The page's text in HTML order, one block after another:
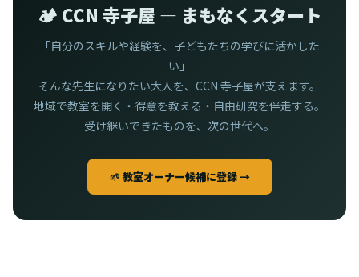
🏕️ CCN 寺子屋 — まもなくスタート
「自分のスキルや経験を、子どもたちの学びに活かした
い」
そんな先生になりたい大人を、CCN 寺子屋が支えます。
地域で教室を開く・得意を教える・自由研究を伴走する。
受け継いできたものを、次の世代へ。
🌱 教室オーナー候補に登録 →